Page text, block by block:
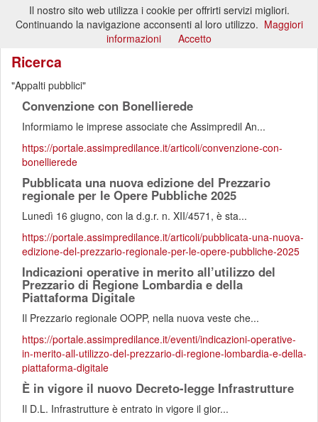
Ricerca
Appalti pubblici
Convenzione con Bonellierede
Informiamo le imprese associate che Assimpredil An...
https://portale.assimpredilance.it/articoli/convenzione-con-
bonellierede
Pubblicata una nuova edizione del Prezzario
regionale per le Opere Pubbliche 2025
Lunedì 16 giugno, con la d.g.r. n. XII/4571, è sta...
https://portale.assimpredilance.it/articoli/pubblicata-una-nuova-
edizione-del-prezzario-regionale-per-le-opere-pubbliche-2025
Indicazioni operative in merito all’utilizzo del
Prezzario di Regione Lombardia e della
Piattaforma Digitale
Il Prezzario regionale OOPP, nella nuova veste che...
https://portale.assimpredilance.it/eventi/indicazioni-operative-
in-merito-all-utilizzo-del-prezzario-di-regione-lombardia-e-della-
piattaforma-digitale
È in vigore il nuovo Decreto-legge Infrastrutture
Il D.L. Infrastrutture è entrato in vigore il gior...
Il nostro sito web utilizza i cookie per offrirti servizi migliori.
Continuando la navigazione acconsenti al loro utilizzo. Maggiori
informazioni
Accetto